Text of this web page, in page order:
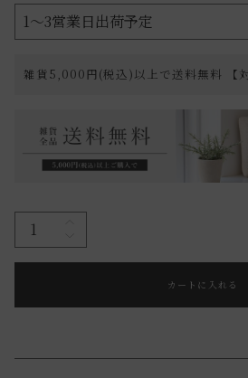
雑貨5,000円(税込)以上で送料無料 【対
カートに入れる